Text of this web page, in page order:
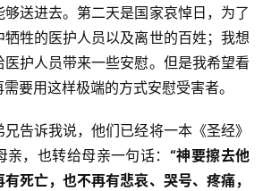
送进去。第二天是国家哀悼日，为了
牲的医护人员以及离世的百姓；我想
护人员带来一些安慰。但是我希望看
要用这样极端的方式安慰受害者。
告诉我说，他们已经将一本《圣经》
，也转给母亲一句话： “神要擦去他
死亡，也不再有悲哀、哭号、疼痛，